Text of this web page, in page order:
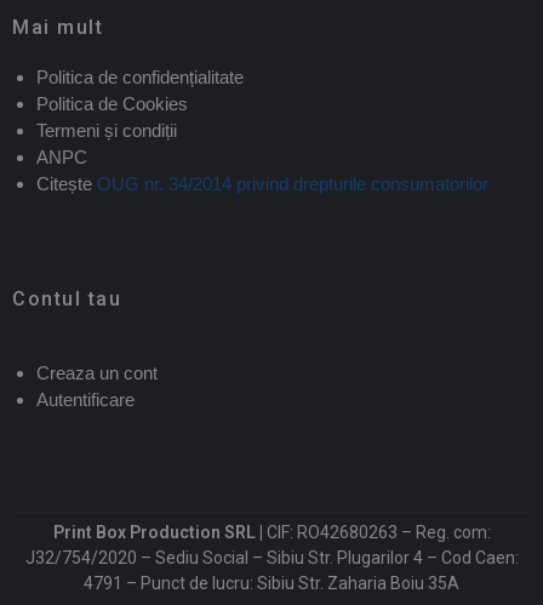
Mai mult
Politica de confidențialitate
Politica de Cookies
Termeni și condiții
ANPC
Citește OUG nr. 34/2014 privind drepturile consumatorilor
Contul tau
Creaza un cont
Autentificare
Print Box Production SRL | CIF: RO42680263 – Reg. com:
J32/754/2020 – Sediu Social – Sibiu Str. Plugarilor 4 – Cod Caen:
4791 – Punct de lucru: Sibiu Str. Zaharia Boiu 35A